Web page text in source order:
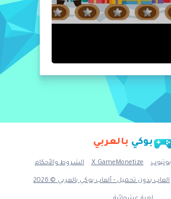
بوكي بالعربي
يوتيوب X GameMonetize الشروط والأحكام
العاب بدون تحميل - ألعاب بوكي بالعربي © 2026